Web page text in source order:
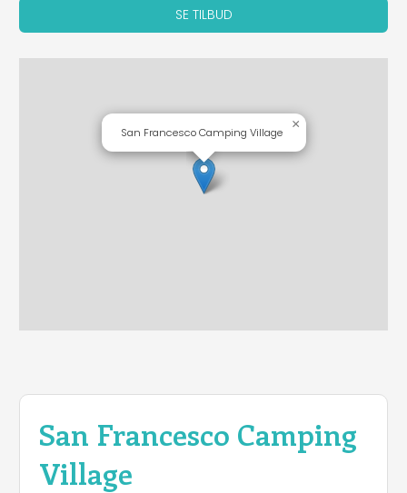
San Francesco Camping
Village
SE TILBUD
San Francesco Camping Village
×